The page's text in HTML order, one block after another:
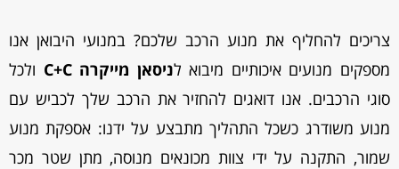
צריכים להחליף את מנוע הרכב שלכם? במנועי היבואן אנו
מספקים מנועים איכותיים מיבוא לניסאן מייקרה C+C
ולכל
סוגי הרכבים. אנו דואגים להחזיר את הרכב שלך לכביש עם
מנוע משודרג כשכל התהליך מתבצע על ידנו: אספקת מנוע
שמור, התקנה על ידי צוות מכונאים מנוסה, מתן שטר מכר